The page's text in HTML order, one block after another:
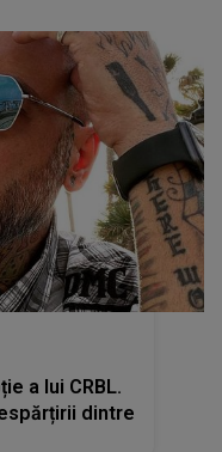
a lui CRBL.
dintre